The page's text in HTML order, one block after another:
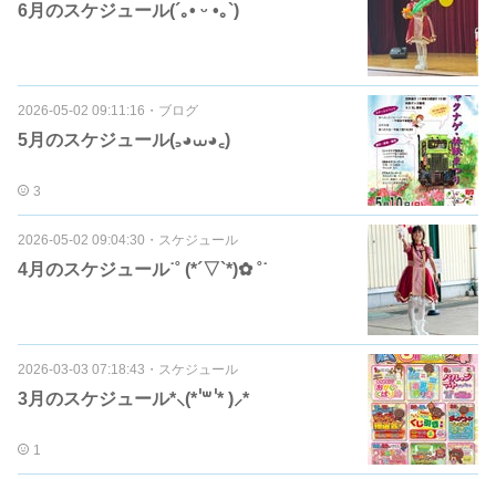
6月のスケジュール(´｡• ᵕ •｡`)
2026-05-02 09:11:16 ・ ブログ
5月のスケジュール(꜆◕⩊◕꜀)
3
2026-05-02 09:04:30 ・ スケジュール
4月のスケジュール˙˚ (*´▽`*)✿ ˚˙
2026-03-03 07:18:43 ・ スケジュール
3月のスケジュール*⸜(* ॑꒳ ॑* )⸝*
1